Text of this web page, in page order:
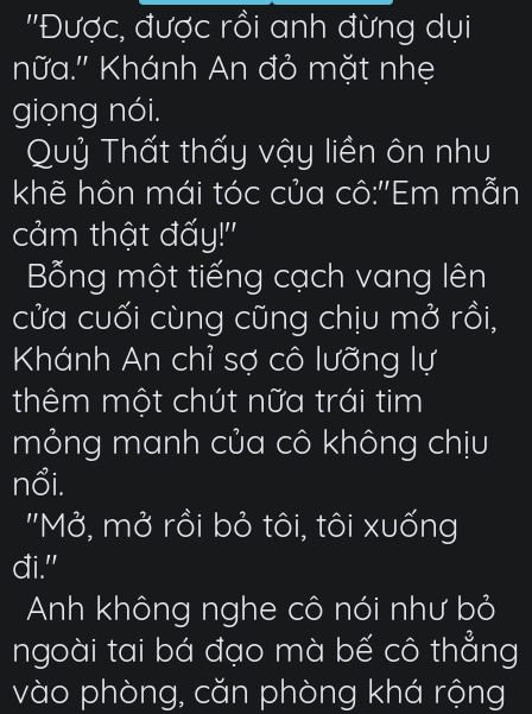
"Được, được rồi anh đừng dụi
nữa." Khánh An đỏ mặt nhẹ
giọng nói.
Quỷ Thất thấy vậy liền ôn nhu
khẽ hôn mái tóc của cô:"Em mẫn
cảm thật đấy!"
Bỗng một tiếng cạch vang lên
cửa cuối cùng cũng chịu mở rồi,
Khánh An chỉ sợ cô lưỡng lự
thêm một chút nữa trái tim
mỏng manh của cô không chịu
nổi.
"Mở, mở rồi bỏ tôi, tôi xuống
đi."
Anh không nghe cô nói như bỏ
ngoài tai bá đạo mà bế cô thẳng
vào phòng, căn phòng khá rộng